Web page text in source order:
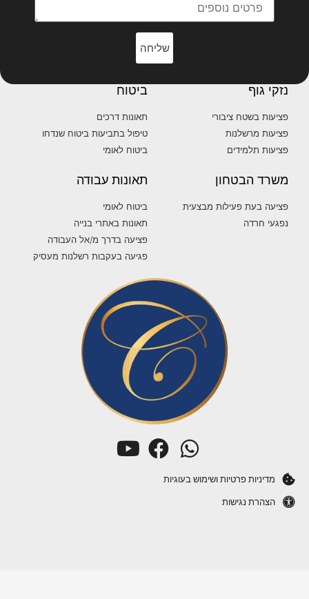
שליחה
נזקי גוף
פציעות בשטח ציבורי
פציעות מרשלנות
פציעות תלמידים
ביטוח
תאונות דרכים
טיפול בתביעות ביטוח שנדחו
ביטוח לאומי
משרד הבטחון
פציעה בעת פעילות מבצעית
נפגעי חרדה
תאונות עבודה
ביטוח לאומי
תאונות באתרי בנייה
פציעה בדרך מ/אל העבודה
פגיעה בעקבות רשלנות מעסיק
מדיניות פרטיות ושימוש בעוגיות
הצהרת נגישות